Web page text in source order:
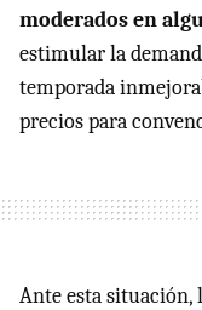
moderados en
estimular la
temporada
precios para
Ante esta situación,